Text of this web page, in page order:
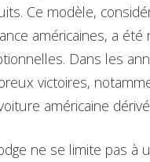
Ce modèle,
américaines, a
Dans les
victoires,
américaine
ne se limite pas à